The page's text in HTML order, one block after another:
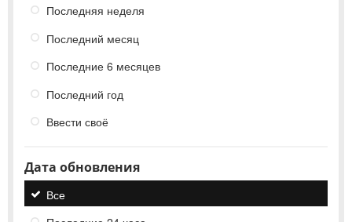
Последняя неделя
Последний месяц
Последние 6 месяцев
Последний год
Ввести своё
Дата обновления
Все